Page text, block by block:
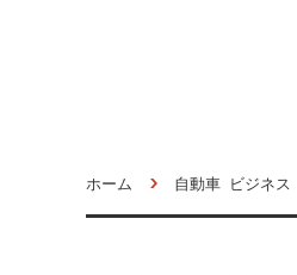
ホーム 自動車 ビジネス